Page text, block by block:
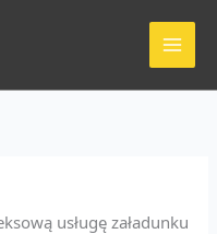
usługę załadunku